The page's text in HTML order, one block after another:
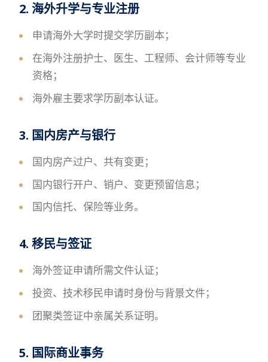
2. 海外升学与专业注册
申请海外大学时提交学历副本；
在海外注册护士、医生、工程师、会计师等专业
资格；
海外雇主要求学历副本认证。
3. 国内房产与银行
国内房产过户、共有变更；
国内银行开户、销户、变更预留信息；
国内信托、保险等业务。
4. 移民与签证
海外签证申请所需文件认证；
投资、技术移民申请时身份与背景文件；
团聚类签证中亲属关系证明。
5. 国际商业事务